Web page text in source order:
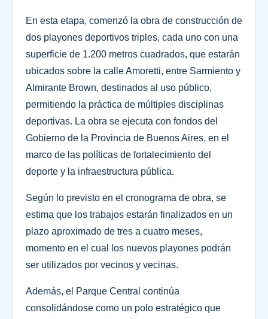
En esta etapa, comenzó la obra de construcción de
dos playones deportivos triples, cada uno con una
superficie de 1.200 metros cuadrados, que estarán
ubicados sobre la calle Amoretti, entre Sarmiento y
Almirante Brown, destinados al uso público,
permitiendo la práctica de múltiples disciplinas
deportivas. La obra se ejecuta con fondos del
Gobierno de la Provincia de Buenos Aires, en el
marco de las políticas de fortalecimiento del
deporte y la infraestructura pública.
Según lo previsto en el cronograma de obra, se
estima que los trabajos estarán finalizados en un
plazo aproximado de tres a cuatro meses,
momento en el cual los nuevos playones podrán
ser utilizados por vecinos y vecinas.
Además, el Parque Central continúa
consolidándose como un polo estratégico que